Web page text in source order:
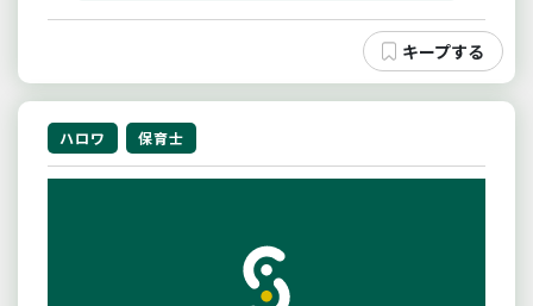
ハロワ 保育士